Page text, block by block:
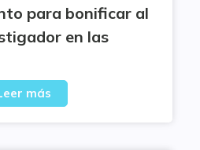
para bonificar al
en las
más